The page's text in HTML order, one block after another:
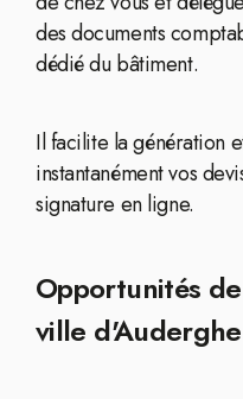
des documents
dédié du bâtiment.
Il facilite la génération
instantanément vos
signature en ligne.
Opportunités
ville